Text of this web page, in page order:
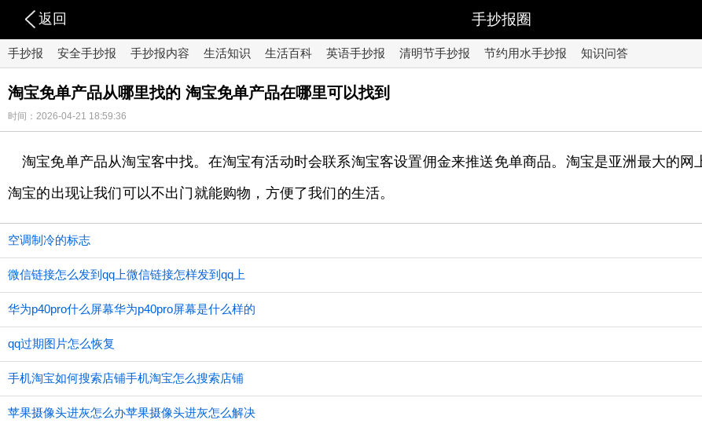
返回 手抄报圈
手抄报 安全手抄报 手抄报内容 生活知识 生活百科 英语手抄报 清明节手抄报 节约用水手抄报 知识问答
淘宝免单产品从哪里找的 淘宝免单产品在哪里可以找到
时间：2026-04-21 18:59:36
淘宝免单产品从淘宝客中找。在淘宝有活动时会联系淘宝客设置佣金来推送免单商品。淘宝是亚洲最大的网
淘宝的出现让我们可以不出门就能购物，方便了我们的生活。
空调制冷的标志
微信链接怎么发到qq上微信链接怎样发到qq上
华为p40pro什么屏幕华为p40pro屏幕是什么样的
qq过期图片怎么恢复
手机淘宝如何搜索店铺手机淘宝怎么搜索店铺
苹果摄像头进灰怎么办苹果摄像头进灰怎么解决